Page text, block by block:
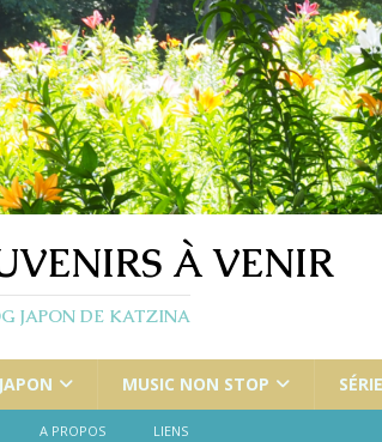
À VENIR
JAPON DE KATZINA
MUSIC NON STOP
A PROPOS LIENS